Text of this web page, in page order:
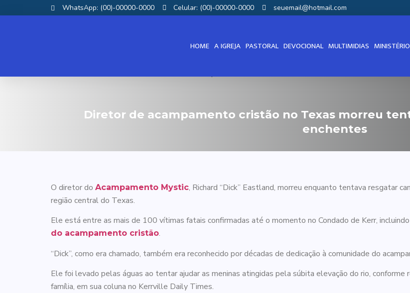
WhatsApp: (00)-00000-0000 Celular: (00)-00000-0000 seuemail@hotmail.com
HOME A IGREJA PASTORAL DEVOCIONAL MULTIMIDIAS
Diretor de acampamento cristão no Texas morreu
enchentes
O diretor do Acampamento Mystic, Richard “Dick” Eastland, morreu enquanto tentava resgatar
região central do Texas.
Ele está entre as mais de 100 vítimas fatais confirmadas até o momento no Condado de Kerr,
do acampamento cristão.
“Dick”, como era chamado, também era reconhecido por décadas de dedicação à comunidade do
Ele foi levado pelas águas ao tentar ajudar as meninas atingidas pela súbita elevação do rio,
família, em sua coluna no Kerrville Daily Times.